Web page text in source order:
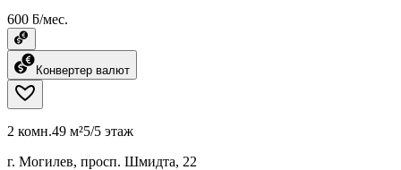
600 ƃ/мес.
Конвертер валют
2 комн.49 м²5/5 этаж
г. Могилев, просп. Шмидта, 22